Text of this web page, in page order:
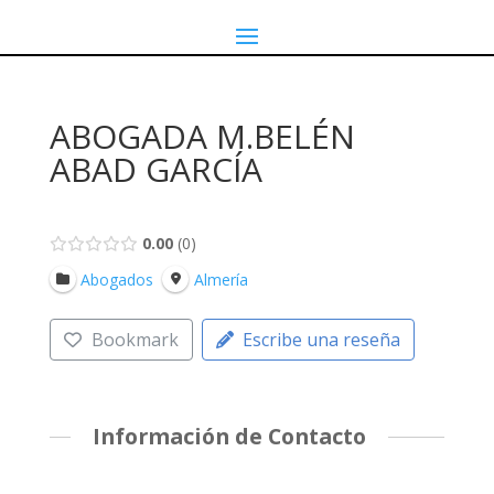
ABOGADA M.BELÉN
ABAD GARCÍA
0.00 0
Abogados
Almería
Bookmark Escribe una reseña
Información de Contacto